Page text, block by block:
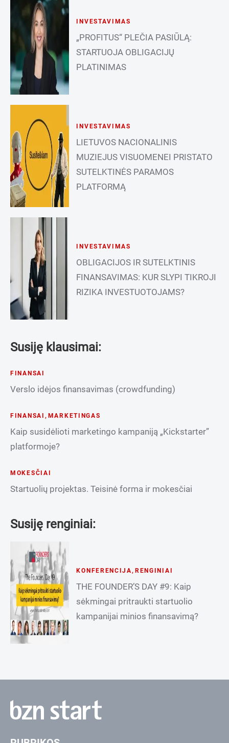
INVESTAVIMAS
„PROFITUS“ PLEČIA PASIŪLĄ:
STARTUOJA OBLIGACIJŲ
PLATINIMAS
INVESTAVIMAS
LIETUVOS NACIONALINIS
MUZIEJUS VISUOMENEI PRISTATO
SUTELKTINĖS PARAMOS
PLATFORMĄ
INVESTAVIMAS
OBLIGACIJOS IR SUTELKTINIS
FINANSAVIMAS: KUR SLYPI TIKROJI
RIZIKA INVESTUOTOJAMS?
Susiję klausimai:
FINANSAI
Verslo idėjos finansavimas (crowdfunding)
FINANSAI , MARKETINGAS
Kaip susidėlioti marketingo kampaniją „Kickstarter”
platformoje?
MOKESČIAI
Startuolių projektas. Teisinė forma ir mokesčiai
Susiję renginiai:
KONFERENCIJA, RENGINIAI
THE FOUNDER’S DAY #9: Kaip
sėkmingai pritraukti startuolio
kampanijai minios finansavimą?